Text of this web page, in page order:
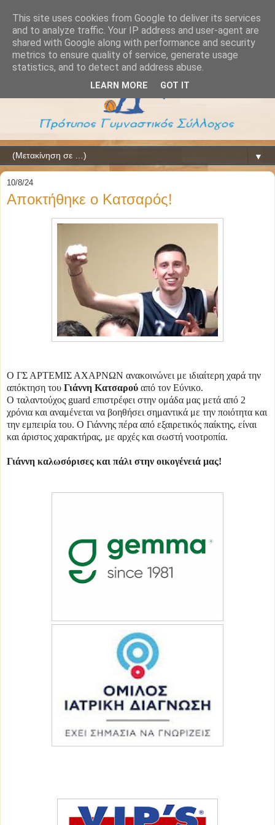
▼
10/8/24
Αποκτήθηκε ο Κατσαρός!
Ο ΓΣ ΑΡΤΕΜΙΣ ΑΧΑΡΝΩΝ ανακοινώνει με ιδιαίτερη χαρά την
απόκτηση του Γιάννη Κατσαρού από τον Εύνικο.
Ο ταλαντούχος guard επιστρέφει στην ομάδα μας μετά από 2
χρόνια και αναμένεται να βοηθήσει σημαντικά με την ποιότητα και
την εμπειρία του. Ο Γιάννης πέρα από εξαιρετικός παίκτης, είναι
και άριστος χαρακτήρας, με αρχές και σωστή νοοτροπία.
Γιάννη καλωσόρισες και πάλι στην οικογένειά μας!
This site uses cookies from Google to deliver its services
and to analyze traffic. Your IP address and user-agent are
shared with Google along with performance and security
metrics to ensure quality of service, generate usage
statistics, and to detect and address abuse.
LEARN MORE GOT IT